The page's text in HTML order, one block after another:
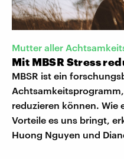
Mutter aller
Mit MBSR Stress
MBSR ist ein
reduzieren können.
Vorteile es uns bringt,
Huong Nguyen und